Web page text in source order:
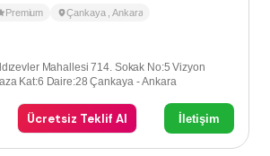
Premium Çankaya ,Ankara
Mahallesi 714. Sokak No:5 Vizyon
Kat:6 Daire:28 Çankaya - Ankara
Ücretsiz Teklif Al İletişim